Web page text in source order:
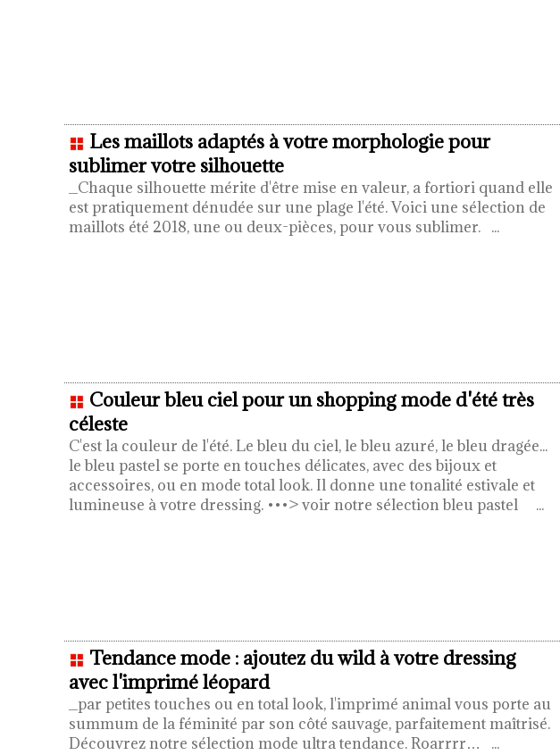
Les maillots adaptés à votre morphologie pour
sublimer votre silhouette
_Chaque silhouette mérite d'être mise en valeur, a fortiori quand elle
est pratiquement dénudée sur une plage l'été. Voici une sélection de
maillots été 2018, une ou deux-pièces, pour vous sublimer. ...
Couleur bleu ciel pour un shopping mode d'été très
céleste
C'est la couleur de l'été. Le bleu du ciel, le bleu azuré, le bleu dragée...
le bleu pastel se porte en touches délicates, avec des bijoux et
accessoires, ou en mode total look. Il donne une tonalité estivale et
lumineuse à votre dressing. •••> voir notre sélection bleu pastel ...
Tendance mode : ajoutez du wild à votre dressing
avec l'imprimé léopard
_par petites touches ou en total look, l'imprimé animal vous porte au
summum de la féminité par son côté sauvage, parfaitement maîtrisé.
Découvrez notre sélection mode ultra tendance. Roarrrr… ...